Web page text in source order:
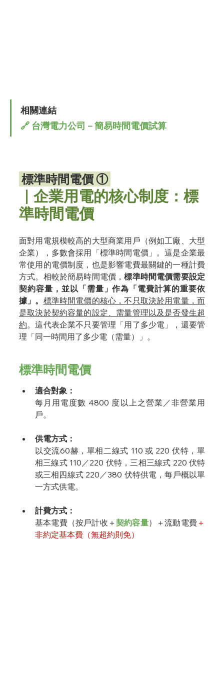
相關連結
🔗 台灣電力公司－簡易時間電價試算
標準時間電價 ①
｜企業用電的核心制度：標
準時間電價
面對用電規模較高的大型商業用戶（例如工廠、大型
企業），多數會採用「標準時間電價」。這是企業最
常使用的電價制度，也是影響電費最關鍵的一種計費
方式。相較於簡易時間電價，標準時間電價需要設定
契約容量，並以「需量」作為「電費計算的重要依
據」。 標準時間電價的核心，不只取決於用電量，而
是取決於契約容量的設定、需量管理以及是否發生超
約。這代表企業不只要管理「用了多少電」，還要管
理「同一時間用了多少電（需量）」。
標準時間電價
適合對象：
每月用電度數 4800 度以上之營業／非營業用
戶。
供電方式：
以交流60赫，單相二線式 110 或 220 伏特，單
相三線式 110／220 伏特，三相三線式 220 伏特
或三相四線式 220／380 伏特供電，每戶概以單
一方式供電。
計費方式：
基本電費（按戶計收＋契約容量）＋流動電費＋
非約定基本費（無超約則免）